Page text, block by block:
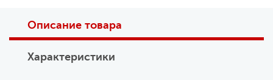
Описание товара
Характеристики